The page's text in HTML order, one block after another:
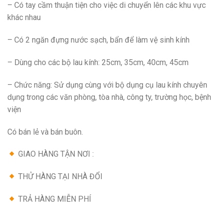
– Có tay cầm thuận tiện cho việc di chuyển lên các khu vực
khác nhau
– Có 2 ngăn đựng nước sạch, bẩn để làm vệ sinh kính
– Dùng cho các bộ lau kính: 25cm, 35cm, 40cm, 45cm
– Chức năng: Sử dụng cùng với bộ dụng cụ lau kính chuyên
dụng trong các văn phòng, tòa nhà, công ty, trường học, bệnh
viện
Có bán lẻ và bán buôn.
GIAO HÀNG TẬN NƠI :
THỬ HÀNG TẠI NHÀ ĐỔI
TRẢ HÀNG MIỄN PHÍ